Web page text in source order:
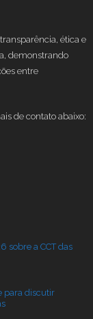
ética e
demonstrando
entre
de contato abaixo:
sobre a CCT das
para discutir